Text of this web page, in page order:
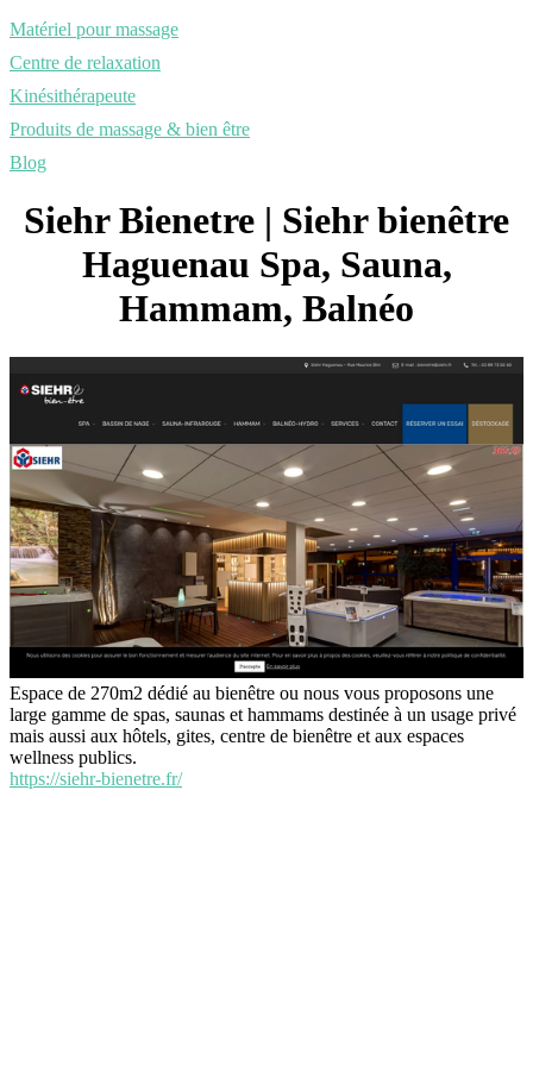
Matériel pour massage
Centre de relaxation
Kinésithérapeute
Produits de massage & bien être
Blog
Siehr Bienetre | Siehr bienêtre
Haguenau Spa, Sauna,
Hammam, Balnéo
Espace de 270m2 dédié au bienêtre ou nous vous proposons une
large gamme de spas, saunas et hammams destinée à un usage privé
mais aussi aux hôtels, gites, centre de bienêtre et aux espaces
wellness publics.
https://siehr-bienetre.fr/